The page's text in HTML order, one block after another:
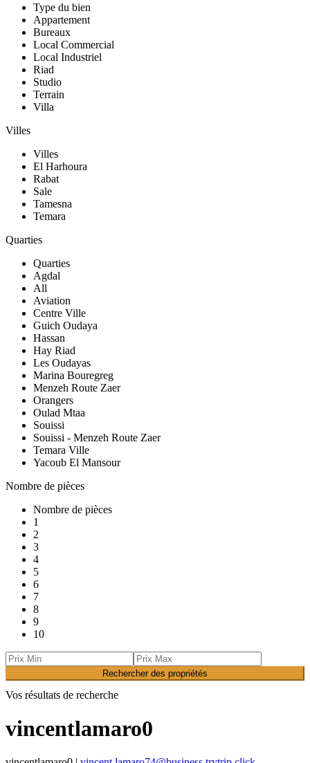
Type du bien
Appartement
Bureaux
Local Commercial
Local Industriel
Riad
Studio
Terrain
Villa
Villes
Villes
El Harhoura
Rabat
Sale
Tamesna
Temara
Quarties
Quarties
Agdal
All
Aviation
Centre Ville
Guich Oudaya
Hassan
Hay Riad
Les Oudayas
Marina Bouregreg
Menzeh Route Zaer
Orangers
Oulad Mtaa
Souissi
Souissi - Menzeh Route Zaer
Temara Ville
Yacoub El Mansour
Nombre de pièces
Nombre de pièces
1
2
3
4
5
6
7
8
9
10
Rechercher des propriétés
Vos résultats de recherche
vincentlamaro0